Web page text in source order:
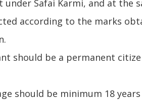
under Safai Karmi, and at the
according to the marks
should be a permanent
should be minimum 18